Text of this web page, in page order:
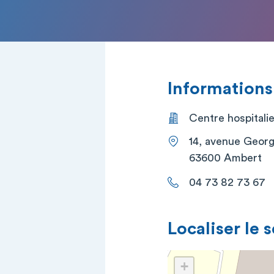
Centre
14, avenue
63600 Ambert
04 73 82 73 67
Localiser le
+